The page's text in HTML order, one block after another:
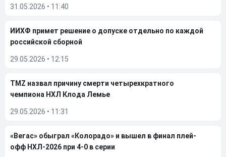
31.05.2026 • 11:40
ИИХФ примет решение о допуске отдельно по каждой
российской сборной
29.05.2026 • 12:15
TMZ назвал причину смерти четырехкратного
чемпиона НХЛ Клода Лемье
29.05.2026 • 11:31
«Вегас» обыграл «Колорадо» и вышел в финал плей-
офф НХЛ-2026 при 4-0 в серии